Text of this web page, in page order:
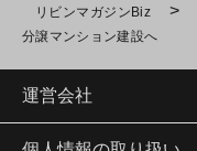
リビンマガジンBiz >
分譲マンション建設へ
運営会社